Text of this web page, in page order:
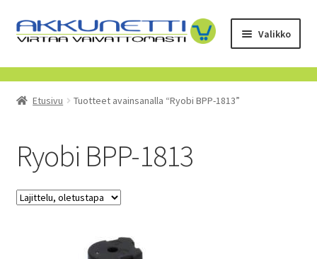
Siirry
navigointiin
Siirry
sisältöön
Valikko
Kauppa
Tietoa meistä
Yrityksille
Etusivu Tuotteet avainsanalla “Ryobi BPP-1813”
Ryobi BPP-1813